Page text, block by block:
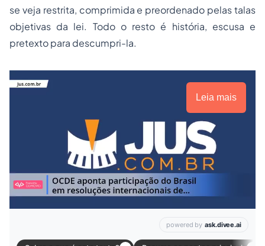
se veja restrita, comprimida e preordenado pelas talas
objetivas da lei. Todo o resto é história, escusa e
pretexto para descumpri-la.
Leia mais